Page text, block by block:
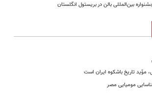
بین‌المللی بالن در بریستول انگلستان
موّید تاریخ باشکوه ایران است